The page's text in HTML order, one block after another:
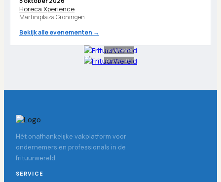
Horeca Xperience
Martiniplaza Groningen
Bekijk alle evenementen →
Advertentie
Advertentie
Hét onafhankelijke vakplatform voor
ondernemers en professionals in de
frituurwereld.
SERVICE